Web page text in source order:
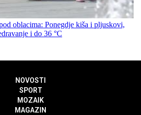
oblacima: Ponegdje kiša i pljuskovi,
i do 36 °C
NOVOSTI
SPORT
MOZAIK
MAGAZIN